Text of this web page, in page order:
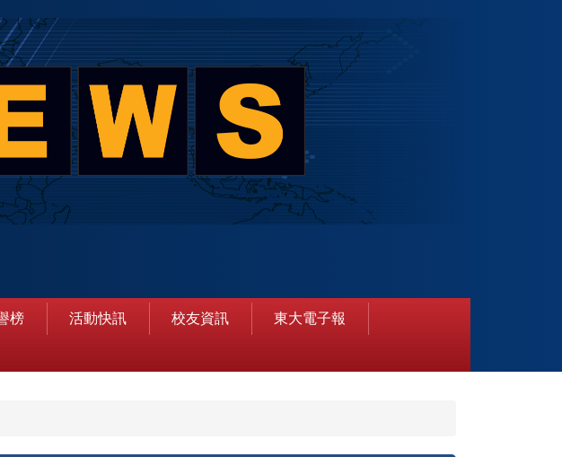
榜 活動快訊 校友資訊 東大電子報